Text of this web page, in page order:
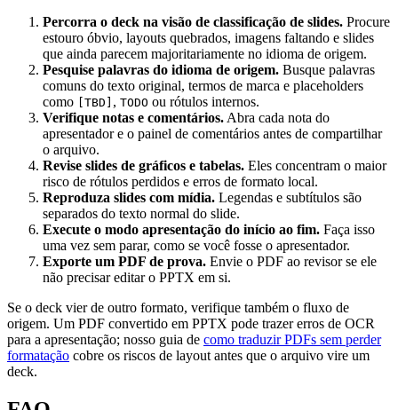
Percorra o deck na visão de classificação de slides. Procure
estouro óbvio, layouts quebrados, imagens faltando e slides
que ainda parecem majoritariamente no idioma de origem.
Pesquise palavras do idioma de origem. Busque palavras
comuns do texto original, termos de marca e placeholders
como
[TBD] , TODO ou rótulos internos.
Verifique notas e comentários. Abra cada nota do
apresentador e o painel de comentários antes de compartilhar
o arquivo.
Revise slides de gráficos e tabelas. Eles concentram o maior
risco de rótulos perdidos e erros de formato local.
Reproduza slides com mídia. Legendas e subtítulos são
separados do texto normal do slide.
Execute o modo apresentação do início ao fim. Faça isso
uma vez sem parar, como se você fosse o apresentador.
Exporte um PDF de prova. Envie o PDF ao revisor se ele
não precisar editar o PPTX em si.
Se o deck vier de outro formato, verifique também o fluxo de
origem. Um PDF convertido em PPTX pode trazer erros de OCR
para a apresentação; nosso guia de como traduzir PDFs sem perder
formatação cobre os riscos de layout antes que o arquivo vire um
deck.